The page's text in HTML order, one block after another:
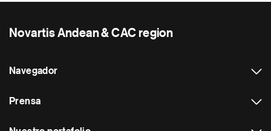
Novartis Andean & CAC region
Navegador
Prensa